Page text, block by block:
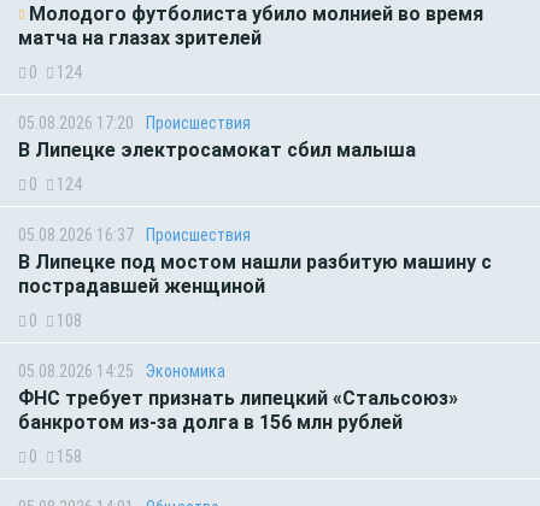
Молодого футболиста убило молнией во время
матча на глазах зрителей
0 124
05.08.2026 17:20 Происшествия
В Липецке электросамокат сбил малыша
0 124
05.08.2026 16:37 Происшествия
В Липецке под мостом нашли разбитую машину с
пострадавшей женщиной
0 108
05.08.2026 14:25 Экономика
ФНС требует признать липецкий «Стальсоюз»
банкротом из-за долга в 156 млн рублей
0 158